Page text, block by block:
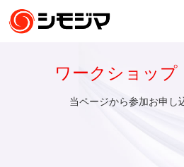
ワークショップ
当ページから参加お申し